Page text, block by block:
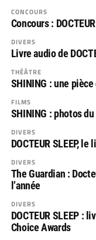
CONCOURS
Concours :
DIVERS
Livre audio de
THÉÂTRE
SHINING : une
FILMS
SHINING : photos
DIVERS
DOCTEUR SLEEP,
DIVERS
The Guardian :
l’année
DIVERS
DOCTEUR SLEEP :
Choice Awards